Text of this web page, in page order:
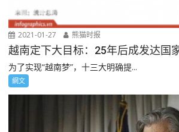
2021-01-27 熊猫时报
越南定下大目标：25年后成发达国
为了实现“越南梦”，十三大明确提...
網文